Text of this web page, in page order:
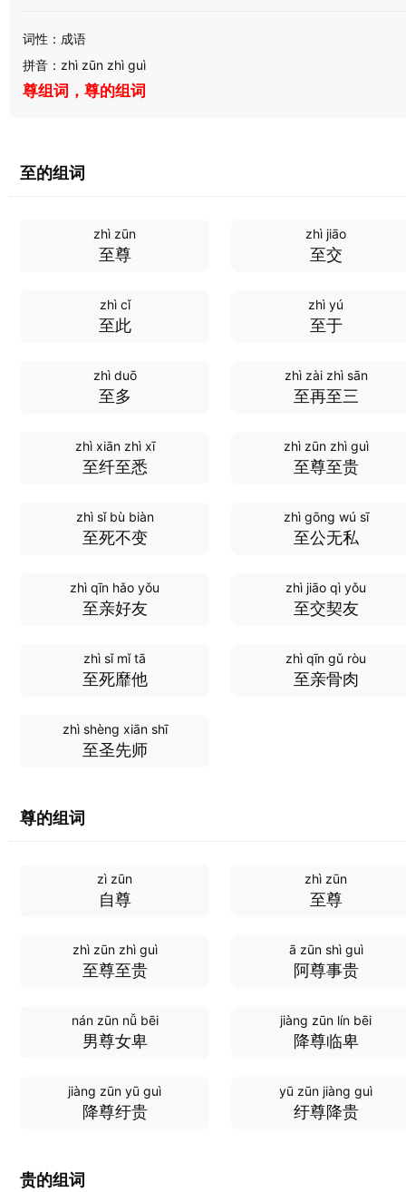
词性：成语
拼音：zhì zūn zhì guì
尊组词，尊的组词
至的组词
zhì zūn
至尊
zhì jiāo
至交
zhì cǐ
至此
zhì yú
至于
zhì duō
至多
zhì zài zhì sān
至再至三
zhì xiān zhì xī
至纤至悉
zhì zūn zhì guì
至尊至贵
zhì sǐ bù biàn
至死不变
zhì gōng wú sī
至公无私
zhì qīn hǎo yǒu
至亲好友
zhì jiāo qì yǒu
至交契友
zhì sǐ mǐ tā
至死靡他
zhì qīn gǔ ròu
至亲骨肉
zhì shèng xiān shī
至圣先师
尊的组词
zì zūn
自尊
zhì zūn
至尊
zhì zūn zhì guì
至尊至贵
ā zūn shì guì
阿尊事贵
nán zūn nǚ bēi
男尊女卑
jiàng zūn lín bēi
降尊临卑
jiàng zūn yū guì
降尊纡贵
yū zūn jiàng guì
纡尊降贵
贵的组词